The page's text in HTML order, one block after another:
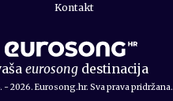
eurosongdestinacija
- 2026. Eurosong.hr. Sva prava pridržana.
Kontakt